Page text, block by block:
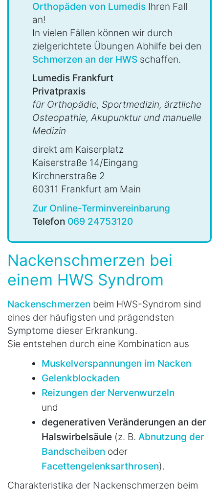
Orthopäden von Lumedis Ihren Fall
an!
In vielen Fällen können wir durch
zielgerichtete Übungen Abhilfe bei den
Schmerzen an der HWS schaffen.
Lumedis Frankfurt
Privatpraxis
für Orthopädie, Sportmedizin, ärztliche
Osteopathie, Akupunktur und manuelle
Medizin
direkt am Kaiserplatz
Kaiserstraße 14/Eingang
Kirchnerstraße 2
60311 Frankfurt am Main
Zur Online-Terminvereinbarung
Telefon 069 24753120
Nackenschmerzen bei
einem HWS Syndrom
Nackenschmerzen beim HWS-Syndrom sind
eines der häufigsten und prägendsten
Symptome dieser Erkrankung.
Sie entstehen durch eine Kombination aus
Muskelverspannungen im Nacken
Gelenkblockaden
Reizungen der Nervenwurzeln
und
degenerativen Veränderungen an der
Halswirbelsäule (z. B. Abnutzung der
Bandscheiben oder
Facettengelenksarthrosen).
Charakteristika der Nackenschmerzen beim